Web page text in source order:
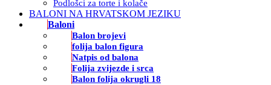
Podlošci za torte i kolače
BALONI NA HRVATSKOM JEZIKU
Baloni
Balon brojevi
folija balon figura
Natpis od balona
Folija zvijezde i srca
Balon folija okrugli 18